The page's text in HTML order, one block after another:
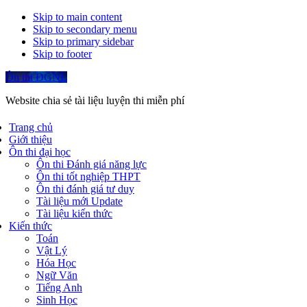
Skip to main content
Skip to secondary menu
Skip to primary sidebar
Skip to footer
Ôn thi ĐGNL
Website chia sẻ tài liệu luyện thi miễn phí
Trang chủ
Giới thiệu
Ôn thi đại học
Ôn thi Đánh giá năng lực
Ôn thi tốt nghiệp THPT
Ôn thi đánh giá tư duy
Tài liệu mới Update
Tài liệu kiến thức
Kiến thức
Toán
Vật Lý
Hóa Học
Ngữ Văn
Tiếng Anh
Sinh Học